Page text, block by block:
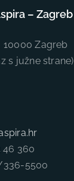
– Zagreb
10000 Zagreb
s južne strane)
46 360
336-5500